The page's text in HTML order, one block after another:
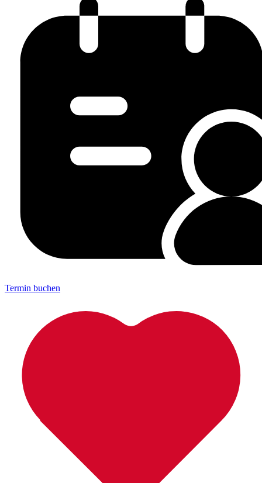
Termin buchen